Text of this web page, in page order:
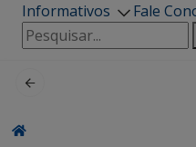
Informativos
Fale
Pesquisar
por: